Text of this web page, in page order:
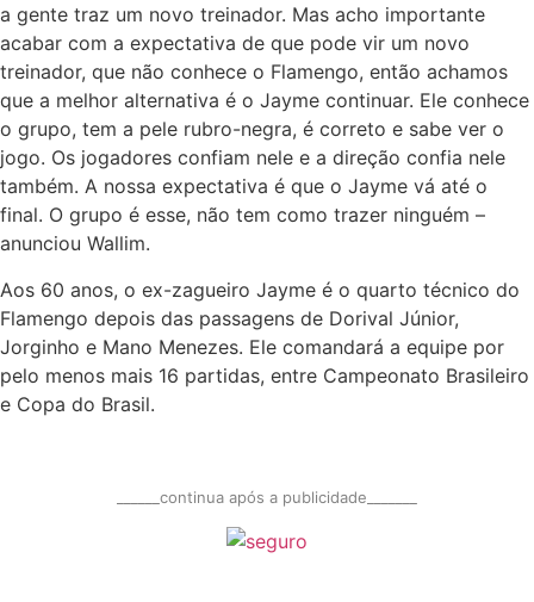
a gente traz um novo treinador. Mas acho importante
acabar com a expectativa de que pode vir um novo
treinador, que não conhece o Flamengo, então achamos
que a melhor alternativa é o Jayme continuar. Ele conhece
o grupo, tem a pele rubro-negra, é correto e sabe ver o
jogo. Os jogadores confiam nele e a direção confia nele
também. A nossa expectativa é que o Jayme vá até o
final. O grupo é esse, não tem como trazer ninguém –
anunciou Wallim.
Aos 60 anos, o ex-zagueiro Jayme é o quarto técnico do
Flamengo depois das passagens de Dorival Júnior,
Jorginho e Mano Menezes. Ele comandará a equipe por
pelo menos mais 16 partidas, entre Campeonato Brasileiro
e Copa do Brasil.
______continua após a publicidade_______